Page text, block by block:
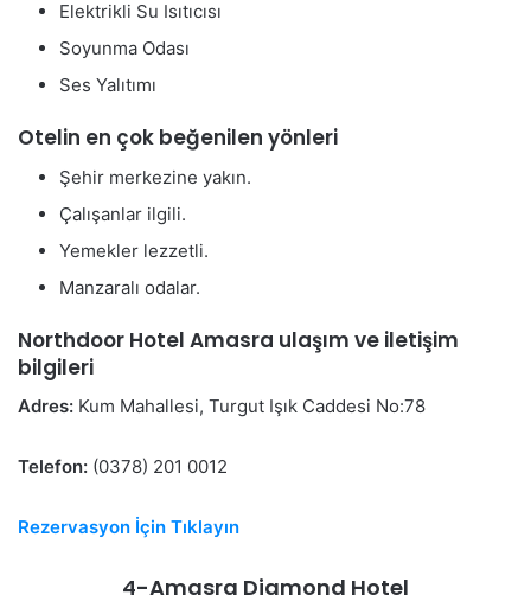
Elektrikli Su Isıtıcısı
Soyunma Odası
Ses Yalıtımı
Otelin en çok beğenilen yönleri
Şehir merkezine yakın.
Çalışanlar ilgili.
Yemekler lezzetli.
Manzaralı odalar.
Northdoor Hotel Amasra ulaşım ve iletişim
bilgileri
Adres: Kum Mahallesi, Turgut Işık Caddesi No:78
Telefon: (0378) 201 0012
Rezervasyon İçin Tıklayın
4-Amasra Diamond Hotel